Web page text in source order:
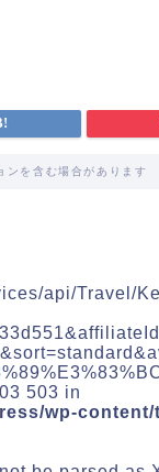
ンを含む場合があります
api/Travel/
503 in
wp-